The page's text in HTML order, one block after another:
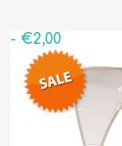
- €2,00